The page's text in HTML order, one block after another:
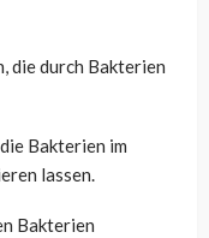
die durch Bakterien
Bakterien im
lassen.
Bakterien